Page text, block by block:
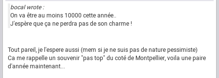
bocal wrote :
On va être au moins 10000 cette année..
J'espère que ça ne perdra pas de son charme !
Tout pareil, je l'espere aussi (mem si je ne suis pas de nature pessimiste)
Ca me rappelle un souvenir "pas top" du coté de Montpellier, voila une paire
d'année maintenant...